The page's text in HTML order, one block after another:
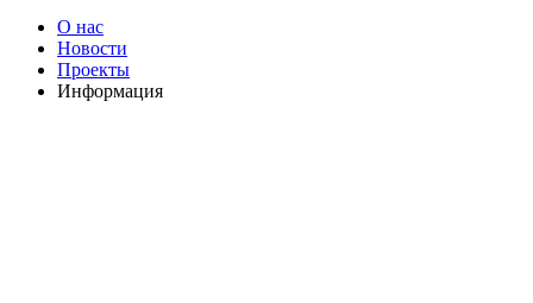
О нас
Новости
Проекты
Информация